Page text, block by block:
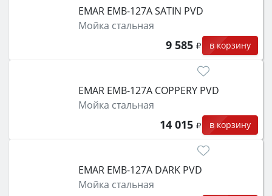
функции (конвекция, гриль, самоочистка,
защита от детей).
EMAR EMB-127A SATIN PVD
Мойка стальная
9 585 в корзину
EMAR EMB-127A COPPERY PVD
Мойка стальная
14 015 в корзину
EMAR EMB-127A DARK PVD
Мойка стальная